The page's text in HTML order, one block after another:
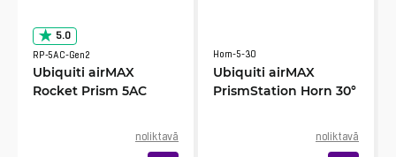
5.0
RP-5AC-Gen2
Ubiquiti airMAX
Rocket Prism 5AC
noliktavā
Horn-5-30
Ubiquiti airMAX
PrismStation Horn 30°
noliktavā